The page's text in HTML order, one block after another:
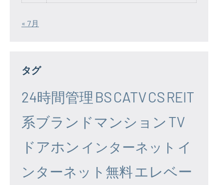
« 7月
タグ
24時間管理 BSCATVCSREIT
系ブランドマンション TV
ドアホン インターネット イ
ンターネット無料エレベー